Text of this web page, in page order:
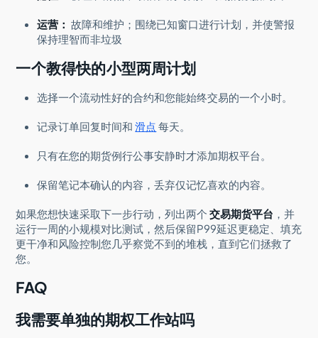
运营： 故障和维护；围绕已知窗口进行计划，并使警报
保持理智而非垃圾
一个教得快的小型两周计划
选择一个流动性好的合约和您能始终交易的一个小时。
记录订单回复时间和滑点 每天。
只有在您的期货例行公事安静时才添加期权平台。
保留笔记本确认的内容，丢弃仅记忆喜欢的内容。
如果您想快速采取下一步行动，列出两个交易期货平台 ，并
运行一周的小规模对比测试，然后保留P99延迟更稳定、填充
更干净和风险控制您几乎察觉不到的堆栈，直到它们拯救了
您。
FAQ
我需要单独的期权工作站吗